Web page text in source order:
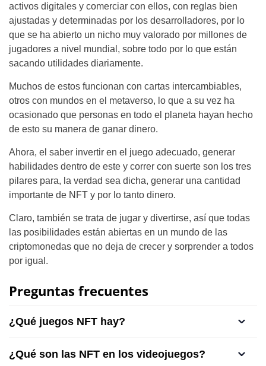
activos digitales y comerciar con ellos, con reglas bien
ajustadas y determinadas por los desarrolladores, por lo
que se ha abierto un nicho muy valorado por millones de
jugadores a nivel mundial, sobre todo por lo que están
sacando utilidades diariamente.
Muchos de estos funcionan con cartas intercambiables,
otros con mundos en el metaverso, lo que a su vez ha
ocasionado que personas en todo el planeta hayan hecho
de esto su manera de ganar dinero.
Ahora, el saber invertir en el juego adecuado, generar
habilidades dentro de este y correr con suerte son los tres
pilares para, la verdad sea dicha, generar una cantidad
importante de NFT y por lo tanto dinero.
Claro, también se trata de jugar y divertirse, así que todas
las posibilidades están abiertas en un mundo de las
criptomonedas que no deja de crecer y sorprender a todos
por igual.
Preguntas frecuentes
¿Qué juegos NFT hay?
¿Qué son las NFT en los videojuegos?